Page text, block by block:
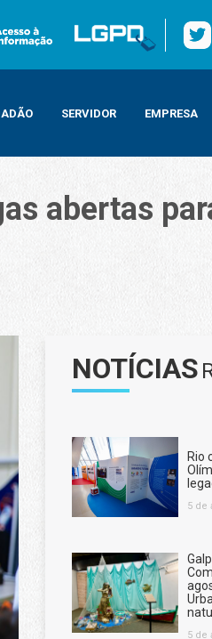
SERVIDOR EMPRESA
abertas
NOTÍCIAS
Rio
5 de
5 de